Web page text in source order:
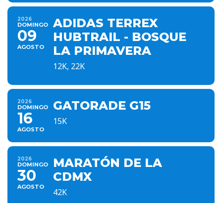
2026
DOMINGO
09
AGOSTO
ADIDAS TERREX
HUBTRAIL - BOSQUE
LA PRIMAVERA
12K, 22K
2026
DOMINGO
16
AGOSTO
GATORADE G15
15K
2026
DOMINGO
30
AGOSTO
MARATÓN DE LA
CDMX
42K